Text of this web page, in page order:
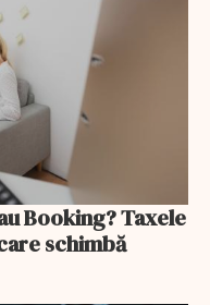
Booking? Taxele
schimbă